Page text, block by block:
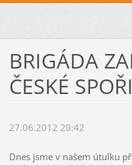
BRIGÁDA
ČESKÉ
27.06.2012 20:42
Dnes jsme v našem útulku